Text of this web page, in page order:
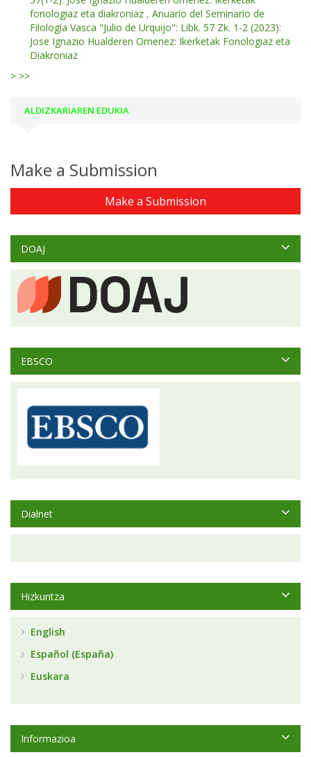
fonologiaz eta diakroniaz , Anuario del Seminario de
Filología Vasca "Julio de Urquijo": Libk. 57 Zk. 1-2 (2023):
Jose Ignazio Hualderen Omenez: Ikerketak Fonologiaz eta
Diakroniaz
> >>
ALDIZKARIAREN EDUKIA
Make a Submission
Make a Submission
DOAJ
EBSCO
Dialnet
Hizkuntza
English
Español (España)
Euskara
Informazioa